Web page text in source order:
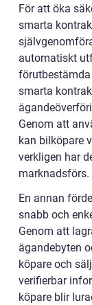
För att öka
smarta
automatiskt
smarta
Genom att
kan bilköpare
verkligen har
marknadsförs.
En annan
snabb och
Genom att
ägandebyten
köpare och
verifierbar
köpare blir